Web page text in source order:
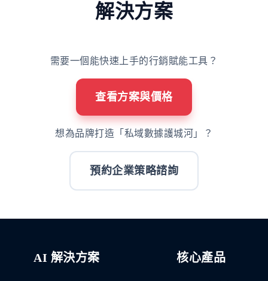
解決方案
需要一個能快速上手的行銷賦能工具？
查看方案與價格
想為品牌打造「私域數據護城河」？
預約企業策略諮詢
AI 解決方案 核心產品